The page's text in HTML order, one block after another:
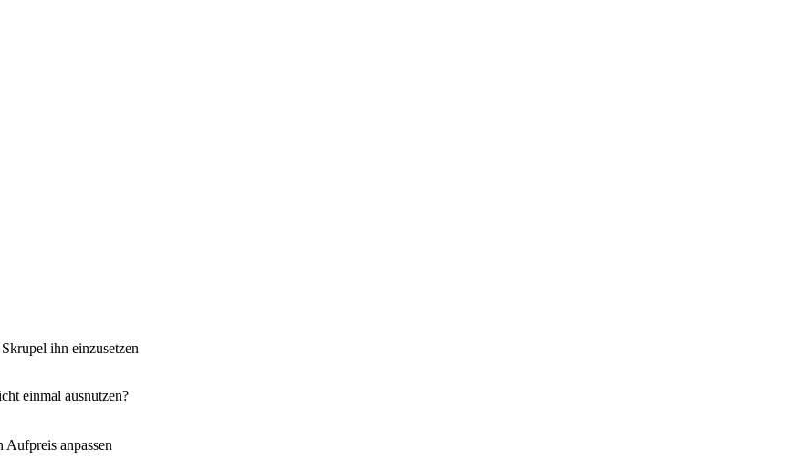
ihn einzusetzen
einmal ausnutzen?
anpassen